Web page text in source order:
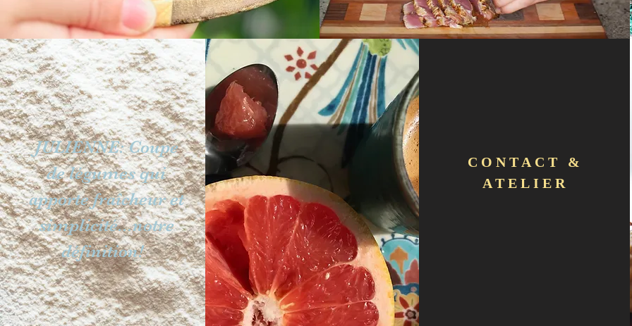
JULIENNE: Coupe
de légumes qui
apporte fraîcheur et
simplicité...notre
définition!
CONTACT &
ATELIER